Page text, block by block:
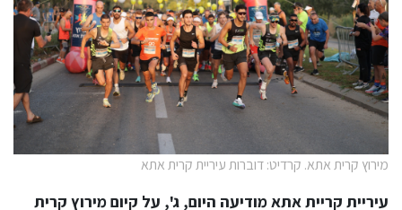
מירוץ קרית אתא. קרדיט: דוברות עיריית קרית אתא
עיריית קריית אתא מודיעה היום, ג', על קיום מירוץ קרית